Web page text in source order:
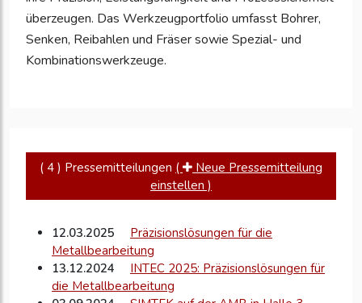
überzeugen. Das Werkzeugportfolio umfasst Bohrer,
Senken, Reibahlen und Fräser sowie Spezial- und
Kombinationswerkzeuge.
( 4 ) Pressemitteilungen (
Neue Pressemitteilung
einstellen )
12.03.2025
Präzisionslösungen für die
Metallbearbeitung
13.12.2024
INTEC 2025: Präzisionslösungen für
die Metallbearbeitung